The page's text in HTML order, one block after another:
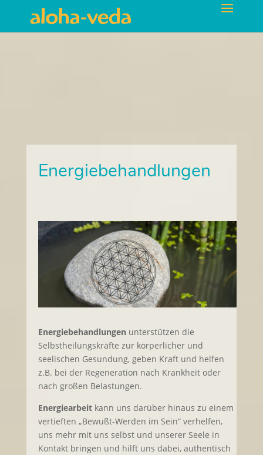
Energiebehandlungen
Energiebehandlungen unterstützen die
Selbstheilungskräfte zur körperlicher und
seelischen Gesundung, geben Kraft und helfen
z.B. bei der Regeneration nach Krankheit oder
nach großen Belastungen.
Energiearbeitkann uns darüber hinaus zu einem
vertieften „Bewußt-Werden im Sein“ verhelfen,
uns mehr mit uns selbst und unserer Seele in
Kontakt bringen und hilft uns dabei, authentisch